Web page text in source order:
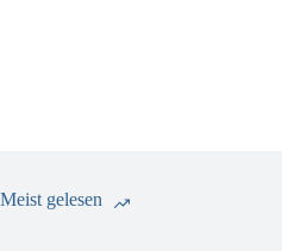
Meist gelesen